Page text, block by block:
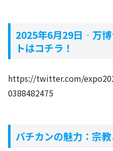
2025年6月29日‐万
トはコチラ！
https://twitter.com/
0388482475
バチカンの魅力：宗